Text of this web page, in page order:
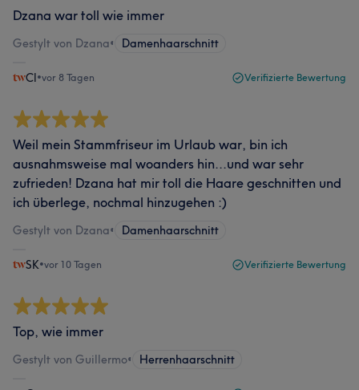
Dzana war toll wie immer
Gestylt von Dzana• Damenhaarschnitt
Cl•vor 8 Tagen Verifizierte Bewertung
Weil mein Stammfriseur im Urlaub war, bin ich
ausnahmsweise mal woanders hin...und war sehr
zufrieden! Dzana hat mir toll die Haare geschnitten und
ich überlege, nochmal hinzugehen :)
Gestylt von Dzana• Damenhaarschnitt
SK•vor 10 Tagen Verifizierte Bewertung
Top, wie immer
Gestylt von Guillermo• Herrenhaarschnitt